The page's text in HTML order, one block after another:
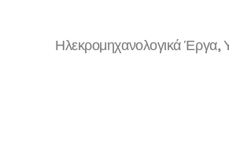
Ηλεκρομηχανολογικά Έργα,